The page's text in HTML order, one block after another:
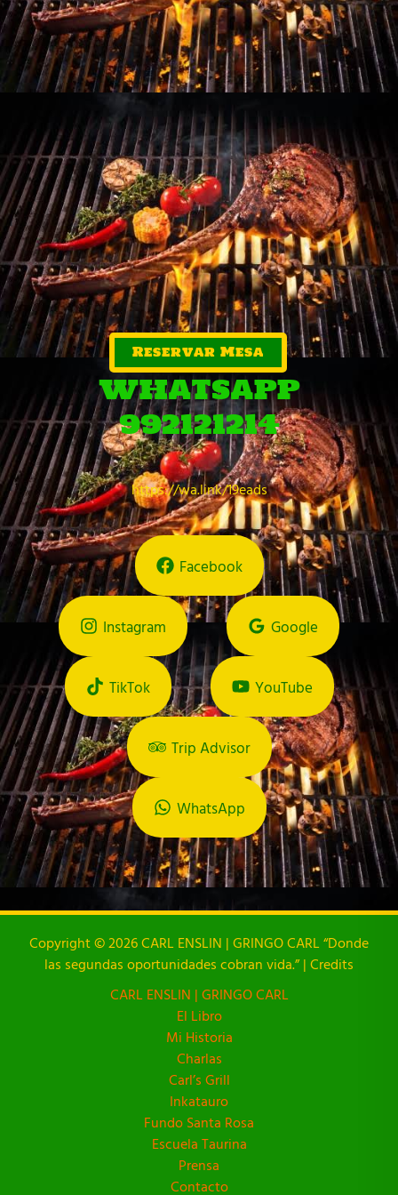
Reservar Mesa
WHATSAPP
992121214
https://wa.link/19eads
Facebook
Instagram Google
TikTok YouTube
Trip Advisor
WhatsApp
Copyright © 2026 CARL ENSLIN | GRINGO CARL “Donde
las segundas oportunidades cobran vida.” | Credits
CARL ENSLIN | GRINGO CARL
El Libro
Mi Historia
Charlas
Carl’s Grill
Inkatauro
Fundo Santa Rosa
Escuela Taurina
Prensa
Contacto